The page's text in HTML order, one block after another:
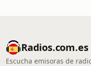
Radios.com.es
Escucha emisoras de